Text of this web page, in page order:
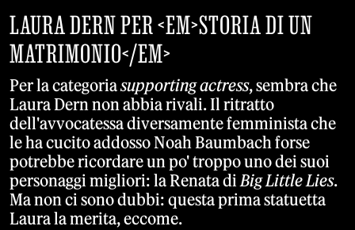
LAURA DERN PER <EM>STORIA DI UN
MATRIMONIO</EM>
Per la categoriasupporting actress, sembra che
Laura Dern non abbia rivali. Il ritratto
dell'avvocatessa diversamente femminista che
le ha cucito addosso Noah Baumbach forse
potrebbe ricordare un po' troppo uno dei suoi
personaggi migliori: la Renata diBig Little Lies.
Ma non ci sono dubbi: questa prima statuetta
Laura la merita, eccome.